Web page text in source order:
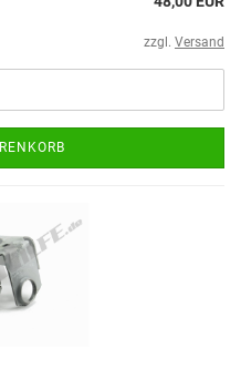
zzgl. Versand